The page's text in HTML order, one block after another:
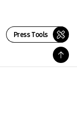
Press Tools